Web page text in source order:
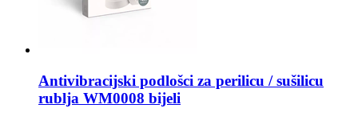
Antivibracijski podlošci za perilicu / sušilicu
rublja WM0008 bijeli